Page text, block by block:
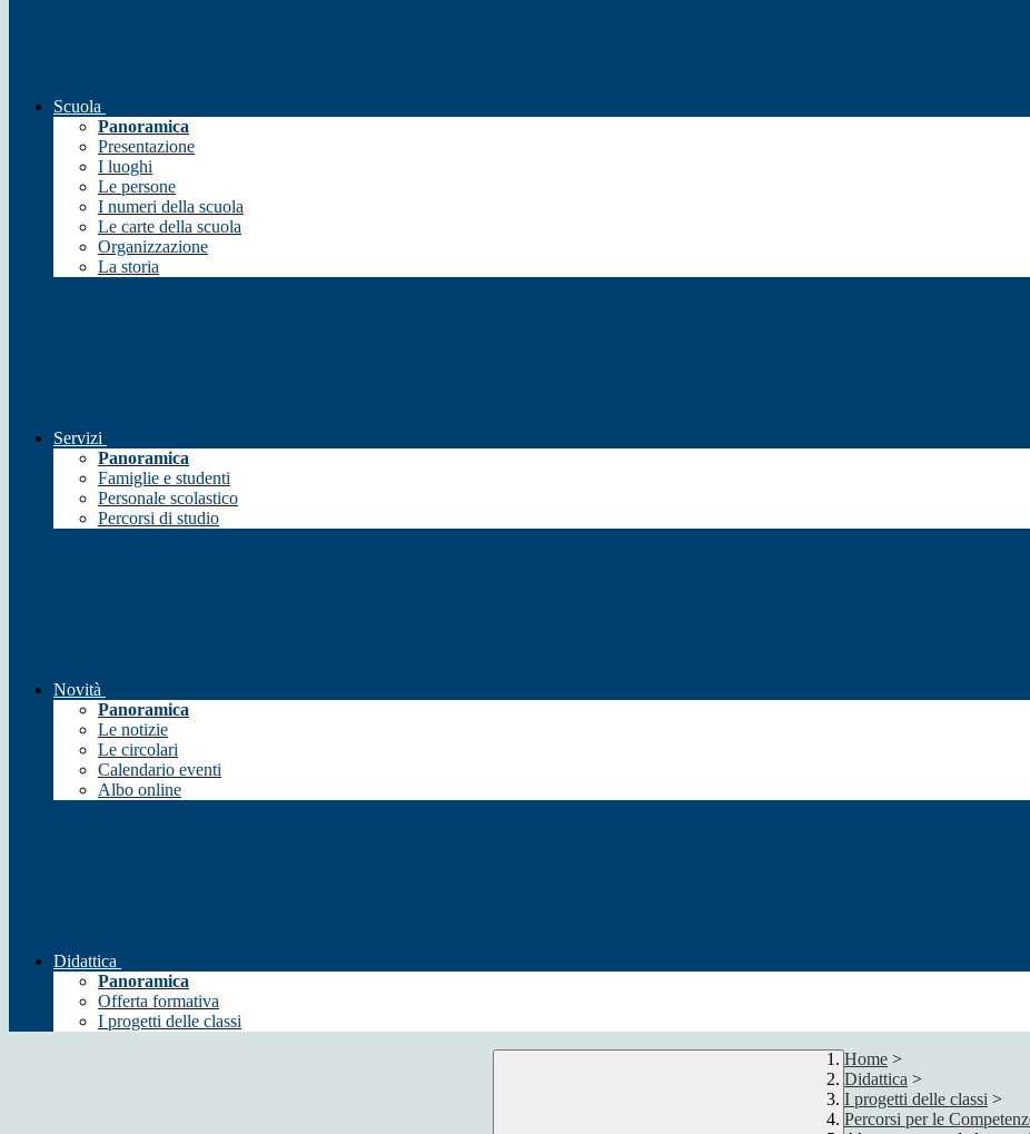
Scuola
Panoramica
Presentazione
I luoghi
Le persone
I numeri della scuola
Le carte della scuola
Organizzazione
La storia
Servizi
Panoramica
Famiglie e studenti
Personale scolastico
Percorsi di studio
Novità
Panoramica
Le notizie
Le circolari
Calendario eventi
Albo online
Didattica
Panoramica
Offerta formativa
I progetti delle classi
Home >
Didattica >
I progetti delle classi >
Percorsi per le